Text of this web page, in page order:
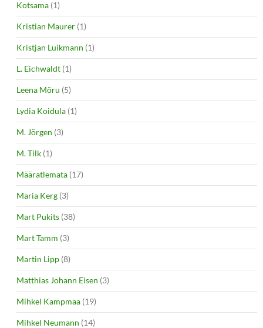
Kotsama (1)
Kristian Maurer (1)
Kristjan Luikmann (1)
L. Eichwaldt (1)
Leena Mõru (5)
Lydia Koidula (1)
M. Jörgen (3)
M. Tilk (1)
Määratlemata (17)
Maria Kerg (3)
Mart Pukits (38)
Mart Tamm (3)
Martin Lipp (8)
Matthias Johann Eisen (3)
Mihkel Kampmaa (19)
Mihkel Neumann (14)